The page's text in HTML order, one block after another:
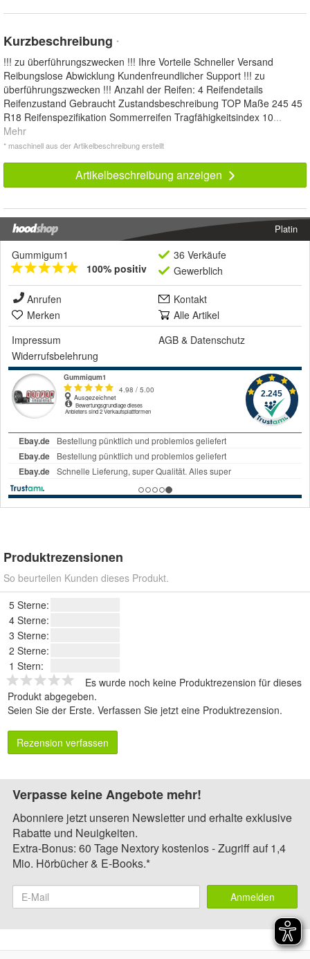
Kurzbeschreibung *
!!! zu überführungszwecken !!! Ihre Vorteile Schneller Versand
Reibungslose Abwicklung Kundenfreundlicher Support !!! zu
überführungszwecken !!! Anzahl der Reifen: 4 Reifendetails
Reifenzustand Gebraucht Zustandsbeschreibung TOP Maße 245 45
R18 Reifenspezifikation Sommerreifen Tragfähigkeitsindex 10...
Mehr
* maschinell aus der Artikelbeschreibung erstellt
Artikelbeschreibung anzeigen
Platin
Gummigum1
100% positiv
36 Verkäufe
Gewerblich
Anrufen
Kontakt
Merken
Alle Artikel
Impressum
AGB & Datenschutz
Widerrufsbelehrung
Produktrezensionen
So beurteilen Kunden dieses Produkt.
5 Sterne:
4 Sterne:
3 Sterne:
2 Sterne:
1 Stern:
Es wurde noch keine Produktrezension für dieses
Produkt abgegeben.
Seien Sie der Erste. Verfassen Sie jetzt eine Produktrezension.
Rezension verfassen
Verpasse keine Angebote mehr!
Abonniere jetzt unseren Newsletter und erhalte exklusive
Rabatte und Neuigkeiten.
Extra-Bonus: 60 Tage Nextory kostenlos - Zugriff auf 1,4
Mio. Hörbücher & E-Books.*
Anmelden